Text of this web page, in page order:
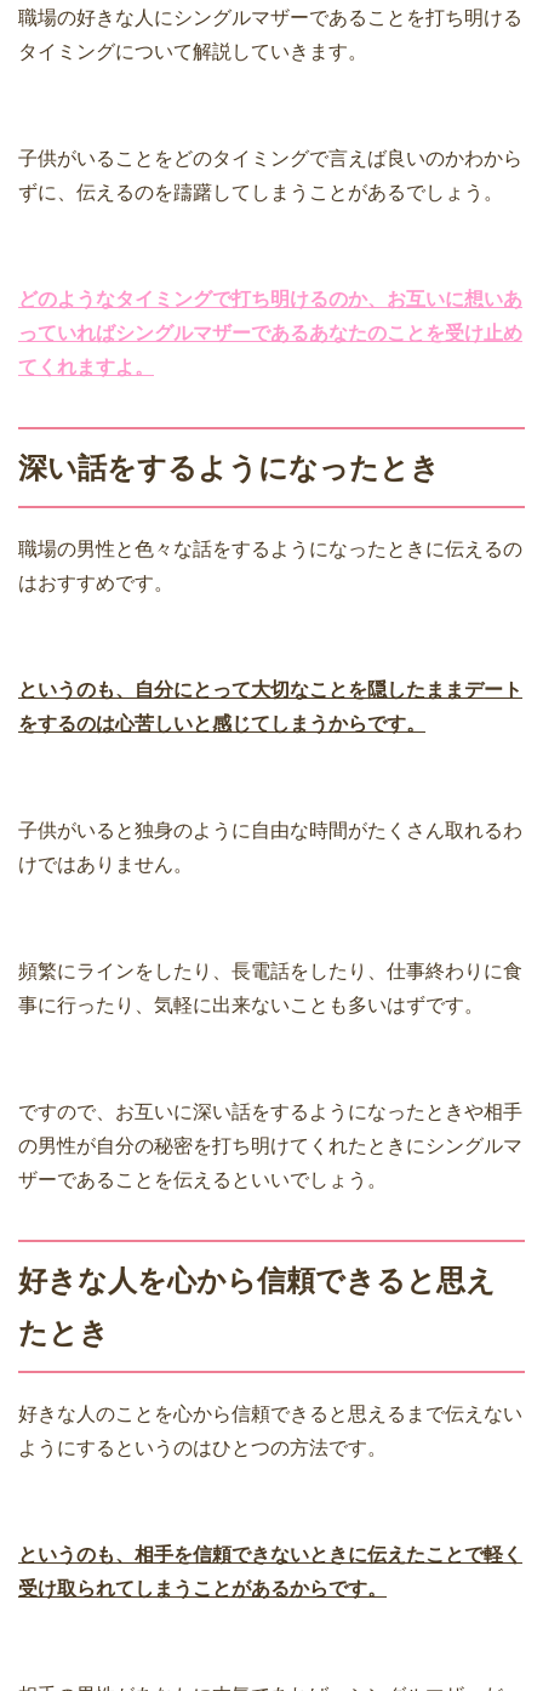
職場の好きな人にシングルマザーであることを打ち明ける
タイミングについて解説していきます。
子供がいることをどのタイミングで言えば良いのかわから
ずに、伝えるのを躊躇してしまうことがあるでしょう。
どのようなタイミングで打ち明けるのか、お互いに想いあ
っていればシングルマザーであるあなたのことを受け止め
てくれますよ。
深い話をするようになったとき
職場の男性と色々な話をするようになったときに伝えるの
はおすすめです。
というのも、自分にとって大切なことを隠したままデート
をするのは心苦しいと感じてしまうからです。
子供がいると独身のように自由な時間がたくさん取れるわ
けではありません。
頻繁にラインをしたり、長電話をしたり、仕事終わりに食
事に行ったり、気軽に出来ないことも多いはずです。
ですので、お互いに深い話をするようになったときや相手
の男性が自分の秘密を打ち明けてくれたときにシングルマ
ザーであることを伝えるといいでしょう。
好きな人を心から信頼できると思え
たとき
好きな人のことを心から信頼できると思えるまで伝えない
ようにするというのはひとつの方法です。
というのも、相手を信頼できないときに伝えたことで軽く
受け取られてしまうことがあるからです。